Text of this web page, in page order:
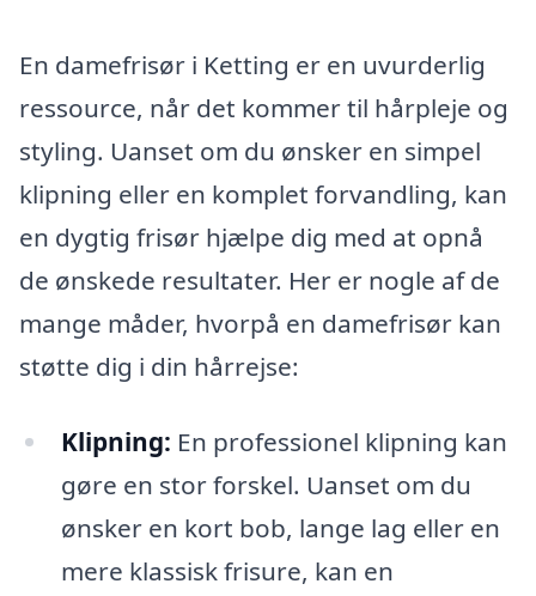
En damefrisør i Ketting er en uvurderlig
ressource, når det kommer til hårpleje og
styling. Uanset om du ønsker en simpel
klipning eller en komplet forvandling, kan
en dygtig frisør hjælpe dig med at opnå
de ønskede resultater. Her er nogle af de
mange måder, hvorpå en damefrisør kan
støtte dig i din hårrejse:
Klipning: En professionel klipning kan
gøre en stor forskel. Uanset om du
ønsker en kort bob, lange lag eller en
mere klassisk frisure, kan en